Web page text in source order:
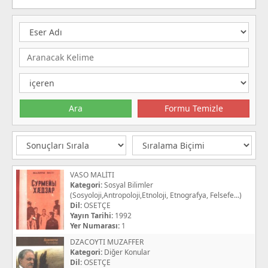
VASO MALİTI
Kategori:Sosyal Bilimler
(Sosyoloji,Antropoloji,Etnoloji, Etnografya, Felsefe...)
Dil:OSETÇE
Yayın Tarihi: 1992
Yer Numarası: 1
DZACOYTI MUZAFFER
Kategori: Diğer Konular
Dil:OSETÇE